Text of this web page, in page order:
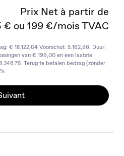
Prix Net à partir de
€ ou 199 €/mois TVAC
€ 18.122,04 Voorschot: 5.162,96. Duur:
van € 199,00 en een laatste
Terug te betalen bedrag (zonder